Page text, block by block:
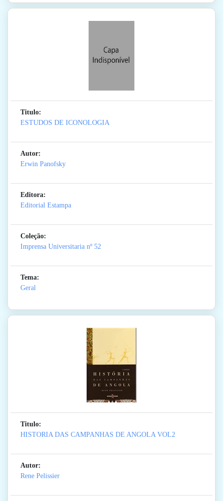
Titulo:
ESTUDOS DE ICONOLOGIA
Autor:
Erwin Panofsky
Editora:
Editorial Estampa
Coleção:
Imprensa Universitaria nº 52
Tema:
Geral
Titulo:
HISTORIA DAS CAMPANHAS DE ANGOLA VOL2
Autor:
Rene Pelissier